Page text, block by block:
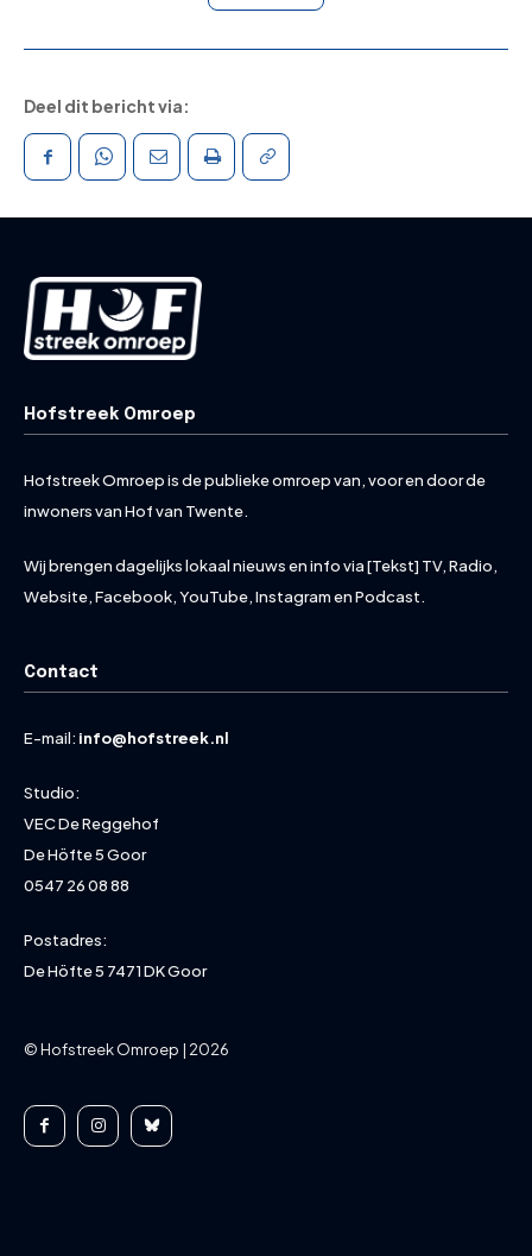
Deel dit bericht via:
Hofstreek Omroep
Hofstreek Omroep is de publieke omroep van, voor en door de
inwoners van Hof van Twente.
Wij brengen dagelijks lokaal nieuws en info via [Tekst] TV, Radio,
Website, Facebook, YouTube, Instagram en Podcast.
Contact
E-mail: info@hofstreek.nl
Studio:
VEC De Reggehof
De Höfte 5 Goor
0547 26 08 88
Postadres:
De Höfte 5 7471 DK Goor
© Hofstreek Omroep | 2026